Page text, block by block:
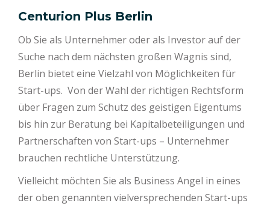
Centurion Plus Berlin
Ob Sie als Unternehmer oder als Investor auf der
Suche nach dem nächsten großen Wagnis sind,
Berlin bietet eine Vielzahl von Möglichkeiten für
Start-ups. Von der Wahl der richtigen Rechtsform
über Fragen zum Schutz des geistigen Eigentums
bis hin zur Beratung bei Kapitalbeteiligungen und
Partnerschaften von Start-ups – Unternehmer
brauchen rechtliche Unterstützung.
Vielleicht möchten Sie als Business Angel in eines
der oben genannten vielversprechenden Start-ups